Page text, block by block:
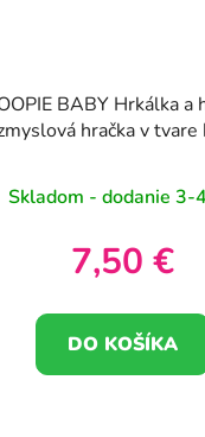
BABY Hrkálka a
hračka v
Skladom - dodanie 3-
7,50 €
DO KOŠÍKA